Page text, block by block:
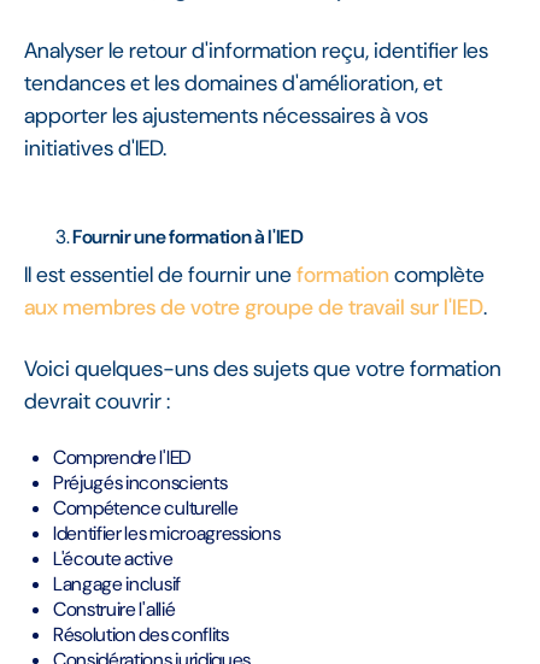
Analyser le retour d'information reçu, identifier les
tendances et les domaines d'amélioration, et
apporter les ajustements nécessaires à vos
initiatives d'IED.
Fournir une formation à l'IED
Il est essentiel de fournir uneformation complète
aux membres de votre groupe de travail sur l'IED.
Voici quelques-uns des sujets que votre formation
devrait couvrir :
Comprendre l'IED
Préjugés inconscients
Compétence culturelle
Identifier les microagressions
L'écoute active
Langage inclusif
Construire l'allié
Résolution des conflits